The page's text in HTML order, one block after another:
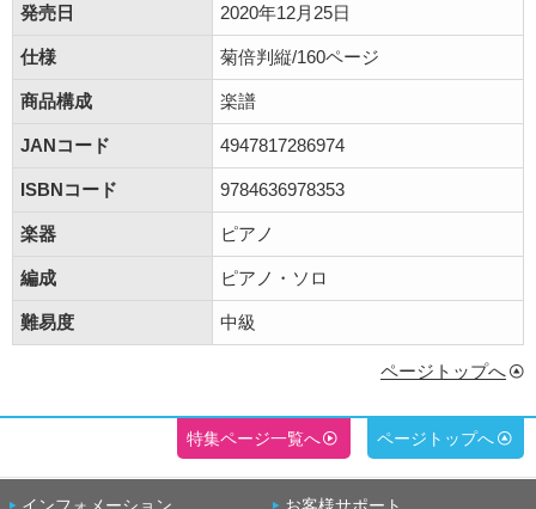
発売日 2020年12月25日
仕様 菊倍判縦/160ページ
商品構成 楽譜
JANコード 4947817286974
ISBNコード 9784636978353
楽器 ピアノ
編成 ピアノ・ソロ
難易度 中級
ページトップへ
特集ページ一覧へ ページトップへ
インフォメーション お客様サポート